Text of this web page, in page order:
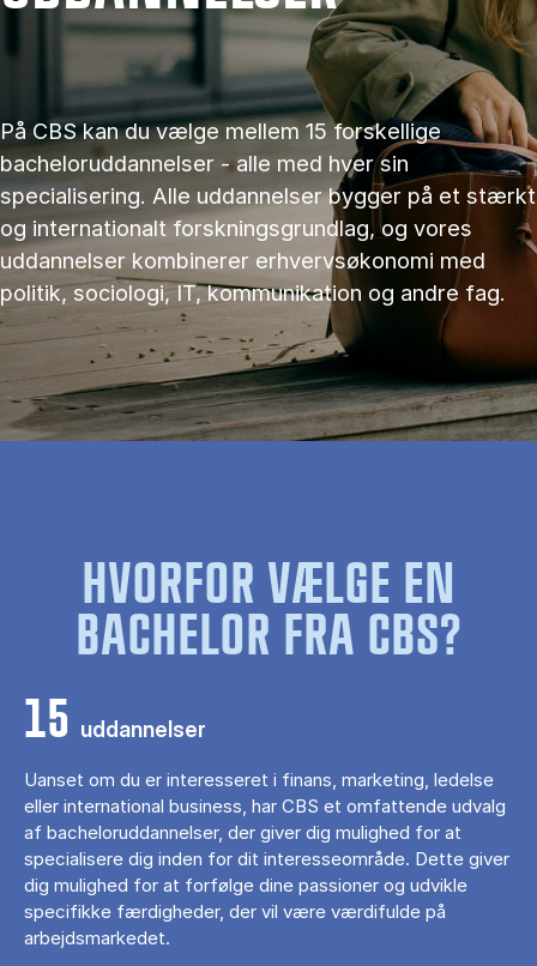
På CBS kan du vælge mellem 15 forskellige
bacheloruddannelser - alle med hver sin
specialisering. Alle uddannelser bygger på et stærkt
og internationalt forskningsgrundlag, og vores
uddannelser kombinerer erhvervsøkonomi med
politik, sociologi, IT, kommunikation og andre fag.
HVORFOR VÆLGE EN
BACHELOR FRA CBS?
15 uddannelser
Uanset om du er interesseret i finans, marketing, ledelse
eller international business, har CBS et omfattende udvalg
af bacheloruddannelser, der giver dig mulighed for at
specialisere dig inden for dit interesseområde. Dette giver
dig mulighed for at forfølge dine passioner og udvikle
specifikke færdigheder, der vil være værdifulde på
arbejdsmarkedet.